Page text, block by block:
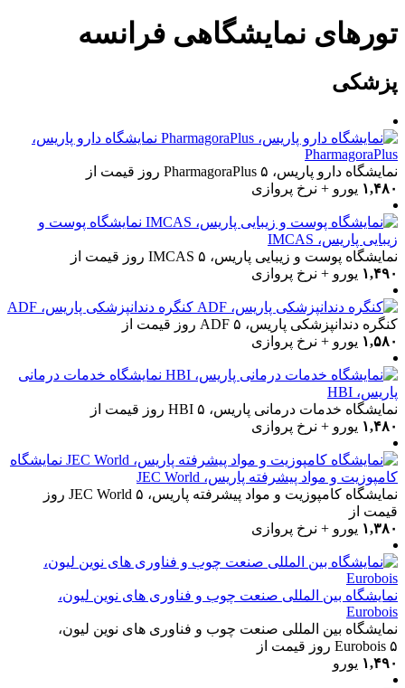
تورهای نمایشگاهی فرانسه
پزشکی
نمایشگاه دارو پاریس،
PharmagoraPlus
نمایشگاه دارو پاریس، PharmagoraPlus ۵ روز
قیمت از
۱,۴۸۰ یورو + نرخ پروازی
نمایشگاه پوست و
زیبایی پاریس، IMCAS
نمایشگاه پوست و زیبایی پاریس، IMCAS ۵ روز
قیمت از
۱,۴۹۰ یورو + نرخ پروازی
کنگره دندانپزشکی پاریس، ADF
کنگره دندانپزشکی پاریس، ADF ۵ روز
قیمت از
۱,۵۸۰ یورو + نرخ پروازی
نمایشگاه خدمات درمانی
پاریس، HBI
نمایشگاه خدمات درمانی پاریس، HBI ۵ روز
قیمت از
۱,۴۸۰ یورو + نرخ پروازی
نمایشگاه
کامپوزیت و مواد پیشرفته پاریس، JEC World
نمایشگاه کامپوزیت و مواد پیشرفته پاریس، JEC World ۵ روز
قیمت از
۱,۳۸۰ یورو + نرخ پروازی
نمایشگاه بین المللی صنعت چوب و فناوری های نوین لیون،
Eurobois
نمایشگاه بین المللی صنعت چوب و فناوری های نوین لیون،
Eurobois ۵ روز
قیمت از
۱,۴۹۰ یورو